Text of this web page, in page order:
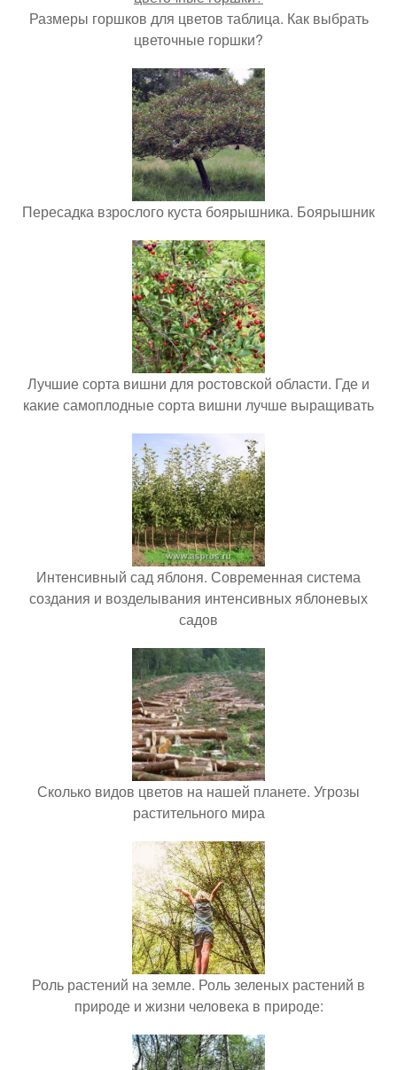
Размеры горшков для цветов таблица. Как выбрать
цветочные горшки?
Пересадка взрослого куста боярышника. Боярышник
Лучшие сорта вишни для ростовской области. Где и
какие самоплодные сорта вишни лучше выращивать
Интенсивный сад яблоня. Современная система
создания и возделывания интенсивных яблоневых
садов
Сколько видов цветов на нашей планете. Угрозы
растительного мира
Роль растений на земле. Роль зеленых растений в
природе и жизни человека в природе: